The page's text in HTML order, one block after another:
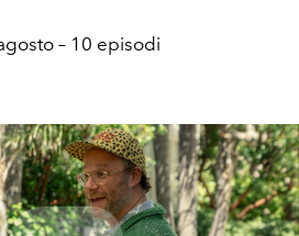
– 10 episodi